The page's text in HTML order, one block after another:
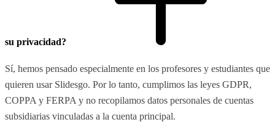
su privacidad?
Sí, hemos pensado especialmente en los profesores y estudiantes que
quieren usar Slidesgo. Por lo tanto, cumplimos las leyes GDPR,
COPPA y FERPA y no recopilamos datos personales de cuentas
subsidiarias vinculadas a la cuenta principal.